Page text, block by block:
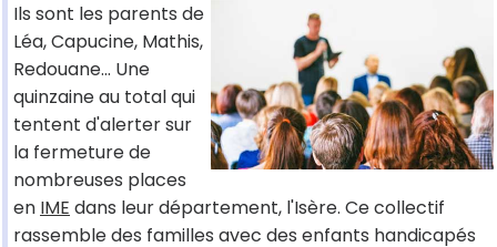
Ils sont les parents de
Léa, Capucine, Mathis,
Redouane... Une
quinzaine au total qui
tentent d'alerter sur
la fermeture de
nombreuses places
en IME dans leur département, l'Isère. Ce collectif
rassemble des familles avec des enfants handicapés